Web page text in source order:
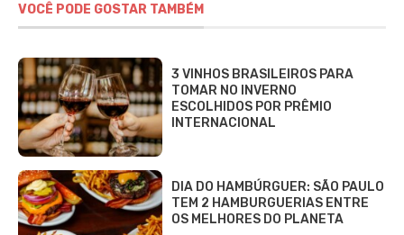
VOCÊ PODE GOSTAR TAMBÉM
3 VINHOS BRASILEIROS PARA
TOMAR NO INVERNO
ESCOLHIDOS POR PRÊMIO
INTERNACIONAL
DIA DO HAMBÚRGUER: SÃO PAULO
TEM 2 HAMBURGUERIAS ENTRE
OS MELHORES DO PLANETA